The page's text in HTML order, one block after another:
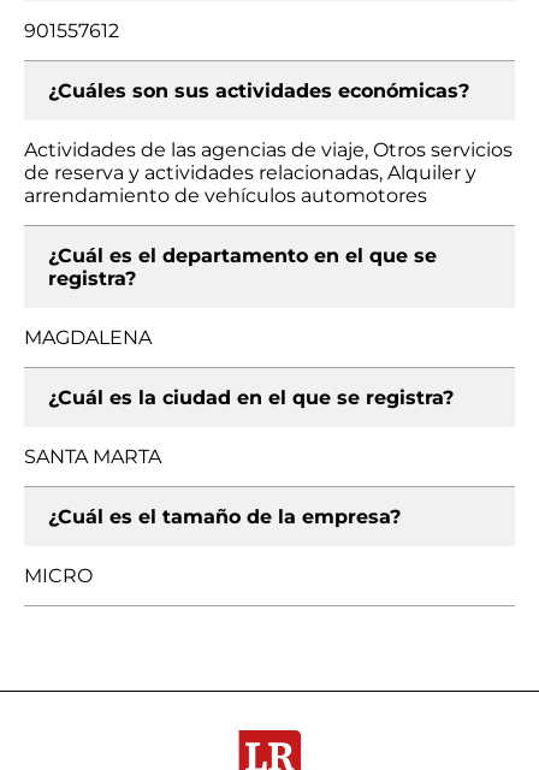
901557612
¿Cuáles son sus actividades económicas?
Actividades de las agencias de viaje, Otros servicios
de reserva y actividades relacionadas, Alquiler y
arrendamiento de vehículos automotores
¿Cuál es el departamento en el que se
registra?
MAGDALENA
¿Cuál es la ciudad en el que se registra?
SANTA MARTA
¿Cuál es el tamaño de la empresa?
MICRO